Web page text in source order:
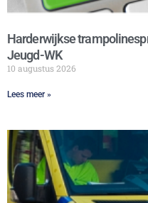
Harderwijkse
Jeugd-WK
10 augustus 2026
Lees meer »